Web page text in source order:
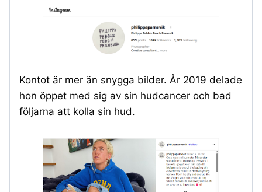
Kontot är mer än snygga bilder. År 2019 delade
hon öppet med sig av sin hudcancer och bad
följarna att kolla sin hud.